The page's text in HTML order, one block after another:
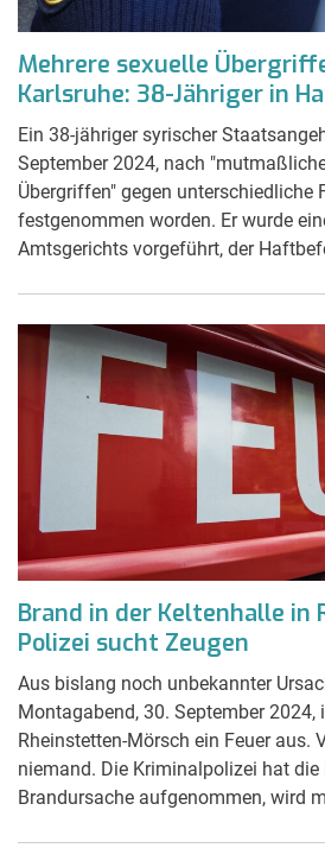
Mehrere sexuelle
Karlsruhe: 38-Jähriger in
Ein 38-jähriger syrischer
September 2024, nach
Übergriffen" gegen unterschiedliche
festgenommen worden. Er wurde
Amtsgerichts vorgeführt, der
Brand in der Keltenhalle in
Polizei sucht Zeugen
Aus bislang noch unbekannter
Montagabend, 30. September 2024,
Rheinstetten-Mörsch ein Feuer aus.
niemand. Die Kriminalpolizei hat
Brandursache aufgenommen, wird